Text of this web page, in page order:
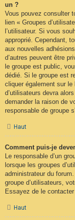
un ?
Vous pouvez consulter
lien « Groupes
l’utilisateur. Si vous
approprié. Cependant,
aux nouvelles
d’autres peuvent être
le groupe est public,
dédié. Si le groupe est
cliquer également sur le
d’utilisateurs devra
demander la raison de
responsable de groupe
Haut
Comment puis-je
Le responsable d’un
lorsque les groupes
administrateur du
groupe d’utilisateurs,
Essayez de le
Haut